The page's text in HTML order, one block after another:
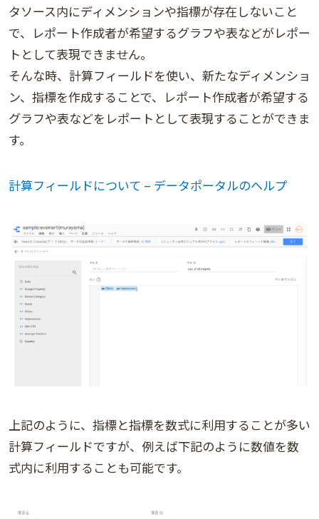
タソース内にディメンションや指標が存在しないこと
で、レポート作成者が希望するグラフや表などがレポー
トとして表現できません。
そんな時、計算フィールドを使い、新たなディメンショ
ン、指標を作成することで、レポート作成者が希望する
グラフや表などをレポートとして表現することができま
す。
計算フィールドについて – データポータルのヘルプ
上記のように、指標と指標を数式に利用することが多い
計算フィールドですが、例えば下記のように数値を数
式内に利用することも可能です。